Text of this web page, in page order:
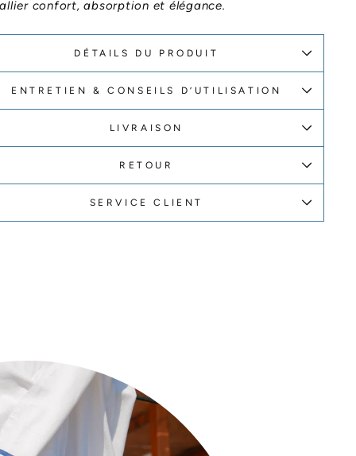
confort, absorption et élégance.
DÉTAILS DU PRODUIT
ENTRETIEN & CONSEILS D’UTILISATION
LIVRAISON
RETOUR
SERVICE CLIENT